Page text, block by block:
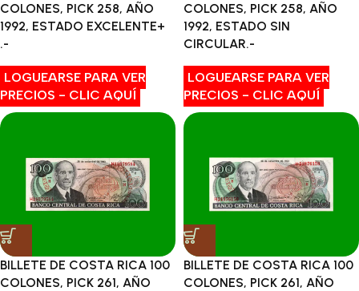
COLONES, PICK 258, AÑO
1992, ESTADO EXCELENTE+
.-
LOGUEARSE PARA VER
PRECIOS - CLIC AQUÍ
COLONES, PICK 258, AÑO
1992, ESTADO SIN
CIRCULAR.-
LOGUEARSE PARA VER
PRECIOS - CLIC AQUÍ
BILLETE DE COSTA RICA 100
COLONES, PICK 261, AÑO
BILLETE DE COSTA RICA 100
COLONES, PICK 261, AÑO